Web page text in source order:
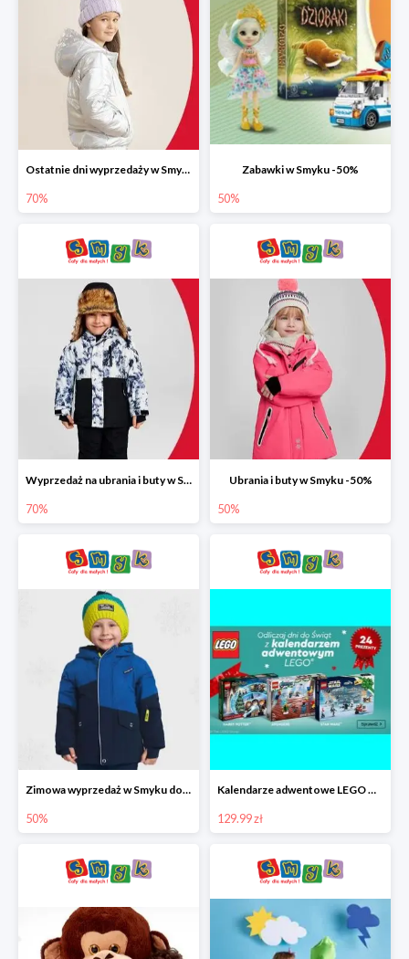
Ostatnie dni wyprzedaży w Smyku do -70%
70%
Zabawki w Smyku -50%
50%
Wyprzedaż na ubrania i buty w Smyku do -70%
70%
Ubrania i buty w Smyku -50%
50%
Zimowa wyprzedaż w Smyku do -50%
50%
Kalendarze adwentowe LEGO w Smyku w super cenie
129.99 zł